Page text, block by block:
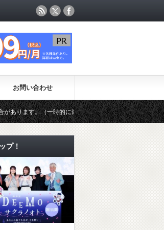
お問い合わせ
的に最新コンテンツのページ更新が制限されています）
プ！